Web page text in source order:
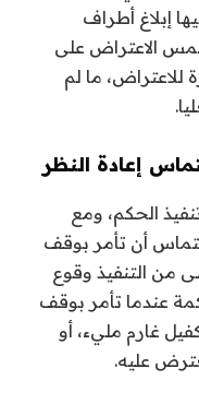
إبلاغ أطراف
الاعتراض على
للاعتراض، ما لم
إعادة النظر
الحكم، ومع
أن تأمر بوقف
من التنفيذ وقوع
عندما تأمر بوقف
غارم مليء، أو
عليه.